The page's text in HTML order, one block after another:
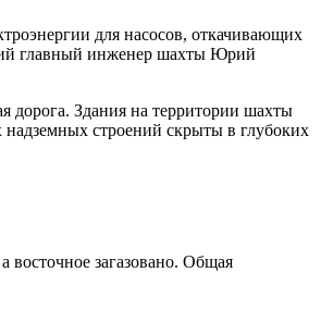
для насосов, откачивающих
главный инженер шахты Юрий
дорога. Здания на территории шахты
надземных строений скрыты в глубоких
загазовано. Общая